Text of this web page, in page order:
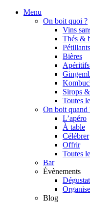
Menu
On boit quoi ?
Vins
Thés &
Pétillants
Bières
Sirops
Toutes
On boit quand
L’apéro
À table
Célébrer
Offrir
Toutes
Bar
Évènements
Blog